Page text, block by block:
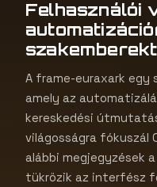
Felhasználói
A frame-euraxark
amely az
kereskedési
világosságra fókuszál
alábbi megjegyzések
tükrözik az interfész